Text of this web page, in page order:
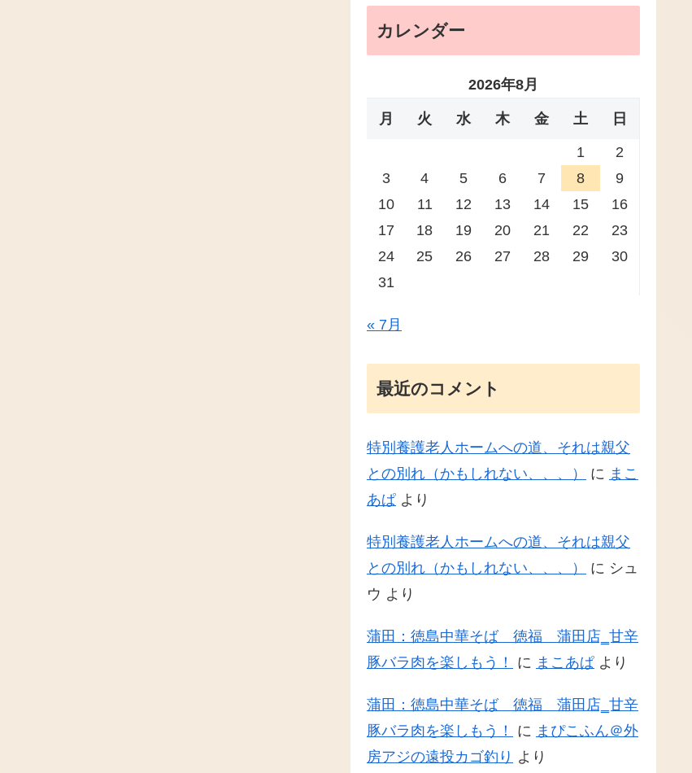
カレンダー
2026年8月
月 火 水 木 金 土 日
1
2
3
4 5 6 7 8
9
10
11 12 13 14 15
16
17
18 19 20 21 22
23
24
25 26 27 28 29
30
31
« 7月
最近のコメント
特別養護老人ホームへの道、それは親父
との別れ（かもしれない、、、）
に まこ
あぱ より
特別養護老人ホームへの道、それは親父
との別れ（かもしれない、、、）
に シュ
ウ より
蒲田：徳島中華そば 徳福 蒲田店‗甘辛
豚バラ肉を楽しもう！
に まこあぱ より
蒲田：徳島中華そば 徳福 蒲田店‗甘辛
豚バラ肉を楽しもう！
に まぴこふん＠外
房アジの遠投カゴ釣り より